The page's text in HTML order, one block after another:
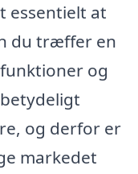
essentielt at
du træffer en
og
og derfor er
markedet